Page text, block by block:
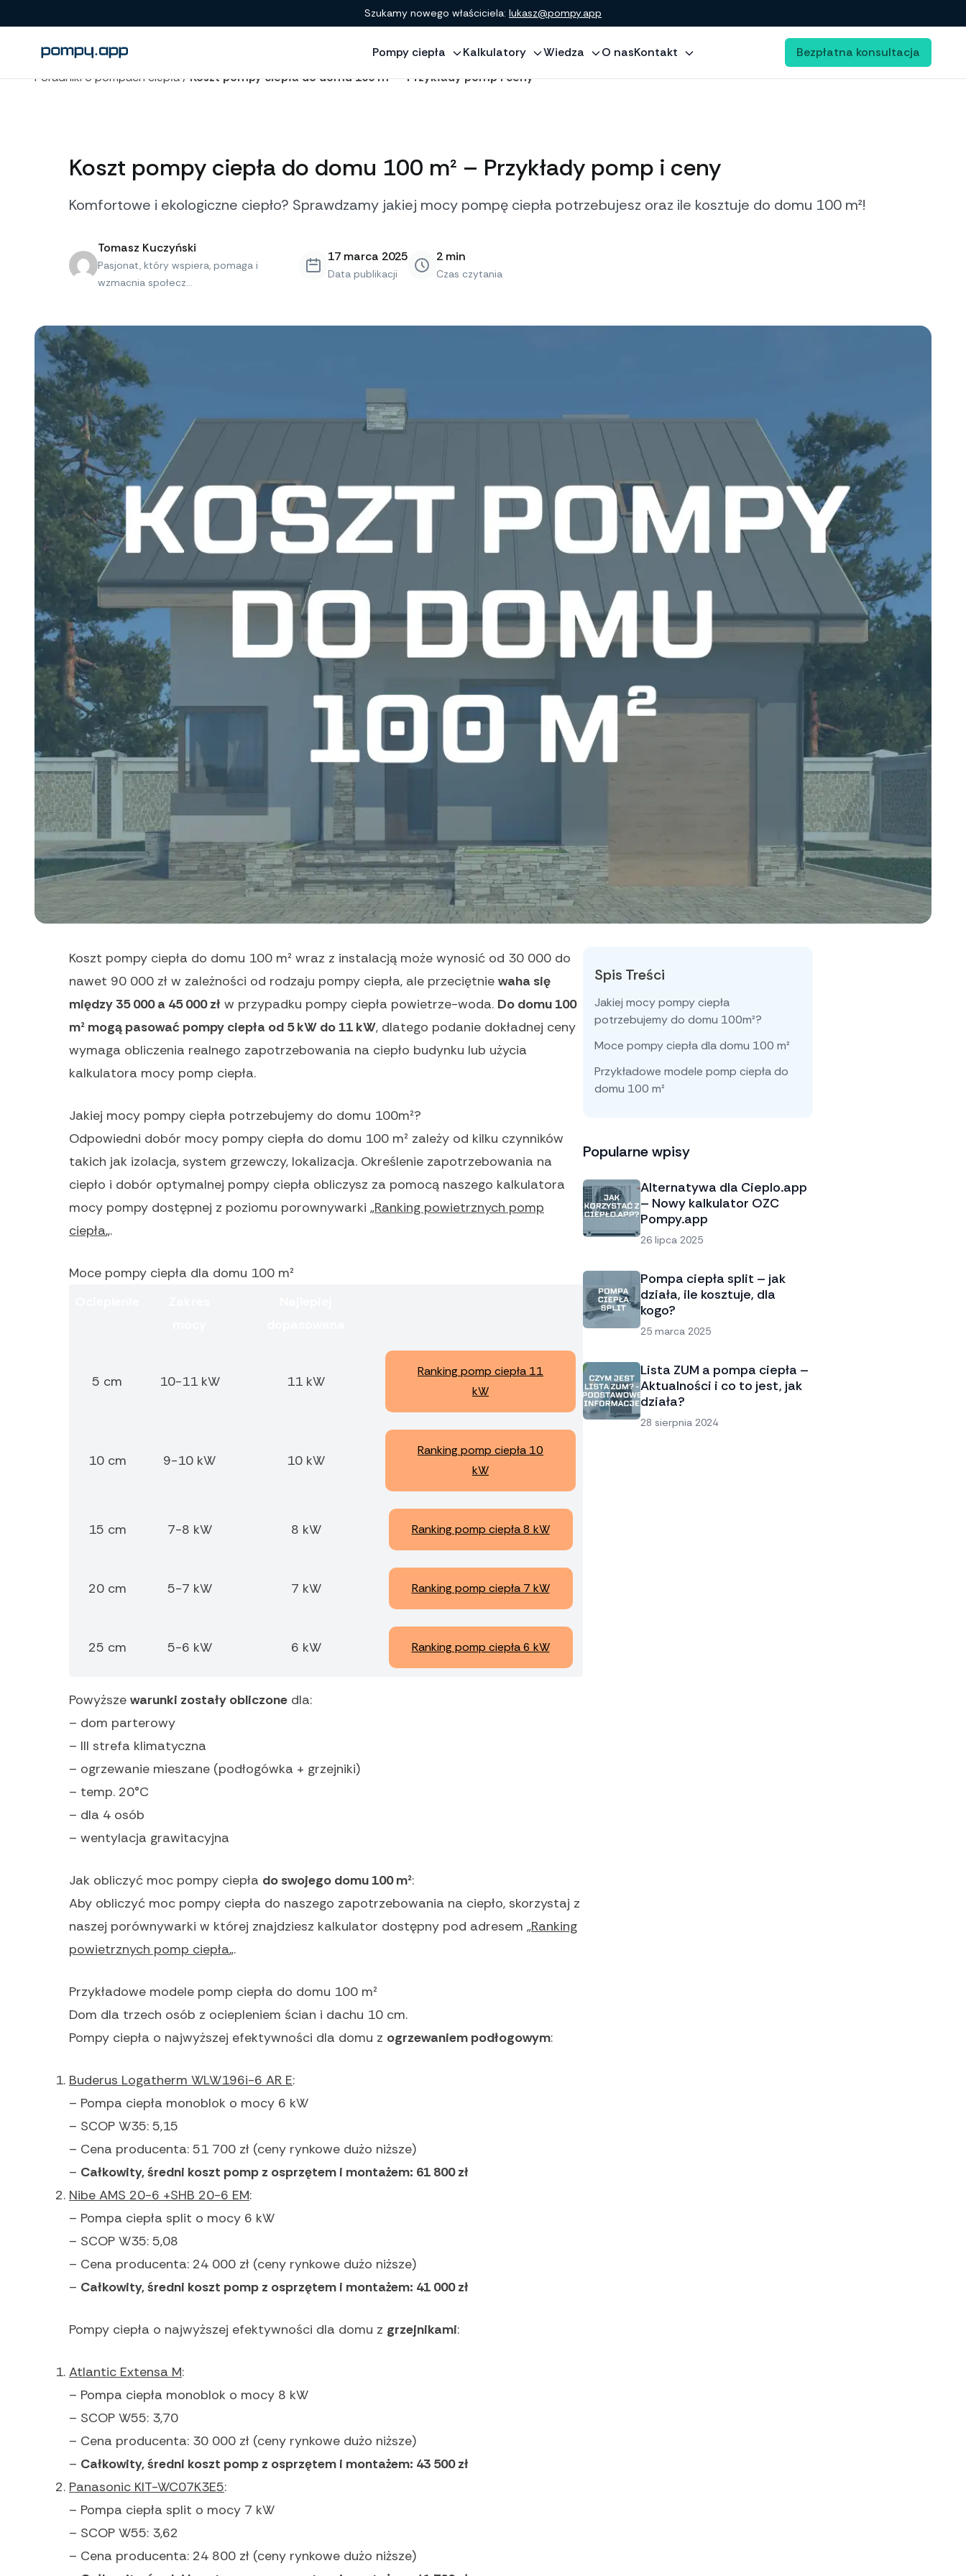
Szukamy nowego właściciela: lukasz@pompy.app
Pompy ciepła Kalkulatory Wiedza O nasKontakt
Bezpłatna konsultacja
Poradniki o pompach ciepła/Koszt pompy ciepła do domu 100 m² – Przykłady pomp i ceny
Koszt pompy ciepła do domu 100 m² – Przykłady pomp i ceny
Komfortowe i ekologiczne ciepło? Sprawdzamy jakiej mocy pompę ciepła potrzebujesz oraz ile kosztuje do domu 100 m²!
Tomasz Kuczyński
Pasjonat, który wspiera, pomaga i
wzmacnia społecz...
17 marca 2025
Data publikacji
2 min
Czas czytania
Koszt pompy ciepła do domu 100 m² wraz z instalacją może wynosić od 30 000 do
nawet 90 000 zł w zależności od rodzaju pompy ciepła, ale przeciętnie waha się
między 35 000 a 45 000 zł w przypadku pompy ciepła powietrze-woda. Do domu 100
m² mogą pasować pompy ciepła od 5 kW do 11 kW, dlatego podanie dokładnej ceny
wymaga obliczenia realnego zapotrzebowania na ciepło budynku lub użycia
kalkulatora mocy pomp ciepła.
Jakiej mocy pompy ciepła potrzebujemy do domu 100m²?
Odpowiedni dobór mocy pompy ciepła do domu 100 m² zależy od kilku czynników
takich jak izolacja, system grzewczy, lokalizacja. Określenie zapotrzebowania na
ciepło i dobór optymalnej pompy ciepła obliczysz za pomocą naszego kalkulatora
mocy pompy dostępnej z poziomu porownywarki „Ranking powietrznych pomp
ciepła„.
Moce pompy ciepła dla domu 100 m²
5 cm 10-11 kW 11 kW
Ranking pomp ciepła 11
kW
10 cm 9-10 kW 10 kW
Ranking pomp ciepła 10
kW
15 cm 7-8 kW 8 kW Ranking pomp ciepła 8 kW
20 cm 5-7 kW 7 kW Ranking pomp ciepła 7 kW
25 cm 5-6 kW 6 kW Ranking pomp ciepła 6 kW
Powyższe warunki zostały obliczone dla:
– dom parterowy
– III strefa klimatyczna
– ogrzewanie mieszane (podłogówka + grzejniki)
– temp. 20°C
– dla 4 osób
– wentylacja grawitacyjna
Jak obliczyć moc pompy ciepła do swojego domu 100 m²:
Aby obliczyć moc pompy ciepła do naszego zapotrzebowania na ciepło, skorzystaj z
naszej porównywarki w której znajdziesz kalkulator dostępny pod adresem „Ranking
powietrznych pomp ciepła„.
Przykładowe modele pomp ciepła do domu 100 m²
Dom dla trzech osób z ociepleniem ścian i dachu 10 cm.
Pompy ciepła o najwyższej efektywności dla domu z ogrzewaniem podłogowym:
Buderus Logatherm WLW196i-6 AR E:
– Pompa ciepła monoblok o mocy 6 kW
– SCOP W35: 5,15
– Cena producenta: 51 700 zł (ceny rynkowe dużo niższe)
– Całkowity, średni koszt pomp z osprzętem i montażem: 61 800 zł
Nibe AMS 20-6 +SHB 20-6 EM:
– Pompa ciepła split o mocy 6 kW
– SCOP W35: 5,08
– Cena producenta: 24 000 zł (ceny rynkowe dużo niższe)
– Całkowity, średni koszt pomp z osprzętem i montażem: 41 000 zł
Pompy ciepła o najwyższej efektywności dla domu z grzejnikami:
Atlantic Extensa M:
– Pompa ciepła monoblok o mocy 8 kW
– SCOP W55: 3,70
– Cena producenta: 30 000 zł (ceny rynkowe dużo niższe)
– Całkowity, średni koszt pomp z osprzętem i montażem: 43 500 zł
Panasonic KIT-WC07K3E5:
– Pompa ciepła split o mocy 7 kW
– SCOP W55: 3,62
– Cena producenta: 24 800 zł (ceny rynkowe dużo niższe)
Spis Treści
Jakiej mocy pompy ciepła
potrzebujemy do domu 100m²?
Moce pompy ciepła dla domu 100 m²
Przykładowe modele pomp ciepła do
domu 100 m²
Popularne wpisy
Alternatywa dla Cieplo.app
– Nowy kalkulator OZC
Pompy.app
26 lipca 2025
Pompa ciepła split – jak
działa, ile kosztuje, dla
kogo?
25 marca 2025
Lista ZUM a pompa ciepła –
Aktualności i co to jest, jak
działa?
28 sierpnia 2024